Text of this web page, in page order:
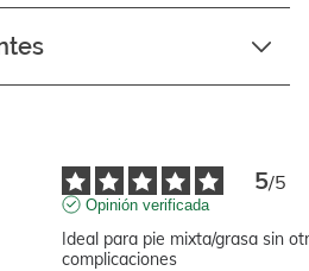
5/5
Opinión verificada
Ideal para pie mixta/grasa sin
complicaciones